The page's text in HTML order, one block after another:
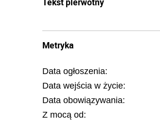
Metryka
Data ogłoszenia:
Data wejścia w życie:
Data obowiązywania:
Z mocą od: